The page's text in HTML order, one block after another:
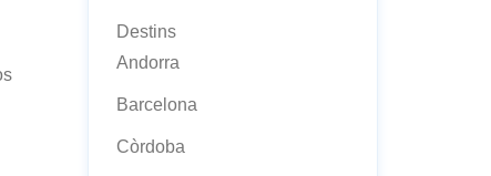
Destins
Andorra
Barcelona
Còrdoba